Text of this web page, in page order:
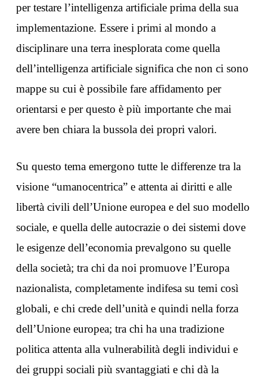
per testare l’intelligenza artificiale prima della sua
implementazione. Essere i primi al mondo a
disciplinare una terra inesplorata come quella
dell’intelligenza artificiale significa che non ci sono
mappe su cui è possibile fare affidamento per
orientarsi e per questo è più importante che mai
avere ben chiara la bussola dei propri valori.
Su questo tema emergono tutte le differenze tra la
visione “umanocentrica” e attenta ai diritti e alle
libertà civili dell’Unione europea e del suo modello
sociale, e quella delle autocrazie o dei sistemi dove
le esigenze dell’economia prevalgono su quelle
della società; tra chi da noi promuove l’Europa
nazionalista, completamente indifesa su temi così
globali, e chi crede dell’unità e quindi nella forza
dell’Unione europea; tra chi ha una tradizione
politica attenta alla vulnerabilità degli individui e
dei gruppi sociali più svantaggiati e chi dà la